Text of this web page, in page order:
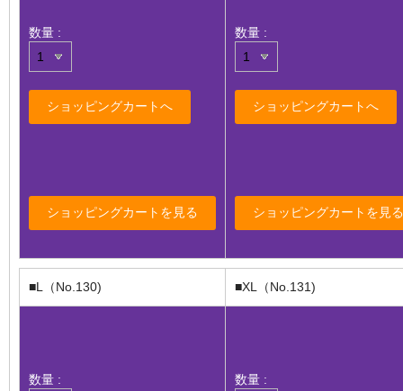
数量 : 数量 :
■L（No.130) ■XL（No.131)
数量 : 数量 :